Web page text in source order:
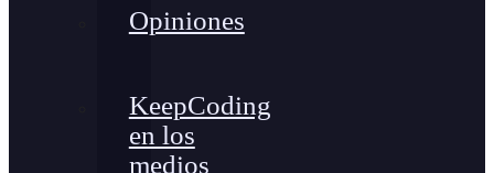
Opiniones
KeepCoding
en los
medios